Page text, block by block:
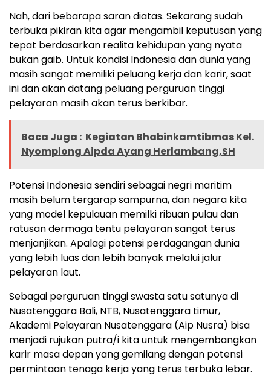
Nah, dari bebarapa saran diatas. Sekarang sudah
terbuka pikiran kita agar mengambil keputusan yang
tepat berdasarkan realita kehidupan yang nyata
bukan gaib. Untuk kondisi Indonesia dan dunia yang
masih sangat memiliki peluang kerja dan karir, saat
ini dan akan datang peluang perguruan tinggi
pelayaran masih akan terus berkibar.
Baca Juga : Kegiatan Bhabinkamtibmas Kel.
Nyomplong Aipda Ayang Herlambang,SH
Potensi Indonesia sendiri sebagai negri maritim
masih belum tergarap sampurna, dan negara kita
yang model kepulauan memilki ribuan pulau dan
ratusan dermaga tentu pelayaran sangat terus
menjanjikan. Apalagi potensi perdagangan dunia
yang lebih luas dan lebih banyak melalui jalur
pelayaran laut.
Sebagai perguruan tinggi swasta satu satunya di
Nusatenggara Bali, NTB, Nusatenggara timur,
Akademi Pelayaran Nusatenggara (Aip Nusra) bisa
menjadi rujukan putra/i kita untuk mengembangkan
karir masa depan yang gemilang dengan potensi
permintaan tenaga kerja yang terus terbuka lebar.